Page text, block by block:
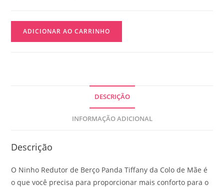
ADICIONAR AO CARRINHO
DESCRIÇÃO
INFORMAÇÃO ADICIONAL
Descrição
O Ninho Redutor de Berço Panda Tiffany da Colo de Mãe é
o que você precisa para proporcionar mais conforto para o